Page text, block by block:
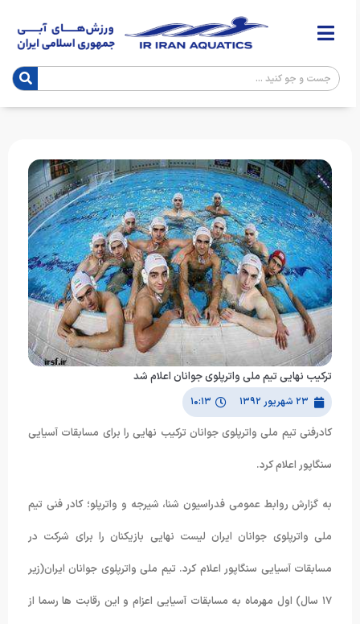
ترکیب نهایی تیم ملی واترپلوی جوانان اعلام شد
۲۳ شهریور ۱۳۹۲ ۱۰:۱۳
کادرفنی تیم ملی واترپلوی جوانان ترکیب نهایی را برای مسابقات آسیایی
سنگاپور اعلام کرد.
به گزارش روابط عمومی فدراسیون شنا، شیرجه و واترپلو؛ کادر فنی تیم
ملی واترپلوی جوانان ایران لیست نهایی بازیکنان را برای شرکت در
مسابقات آسیایی سنگاپور اعلام کرد. تیم ملی واترپلوی جوانان ایران(زیر
١٧ سال) اول مهرماه به مسابقات آسیایی اعزام و این رقابت ها رسما از